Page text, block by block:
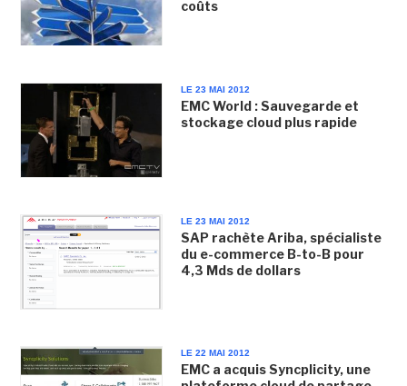
coûts
LE 23 MAI 2012
EMC World : Sauvegarde et
stockage cloud plus rapide
LE 23 MAI 2012
SAP rachète Ariba, spécialiste
du e-commerce B-to-B pour
4,3 Mds de dollars
LE 22 MAI 2012
EMC a acquis Syncplicity, une